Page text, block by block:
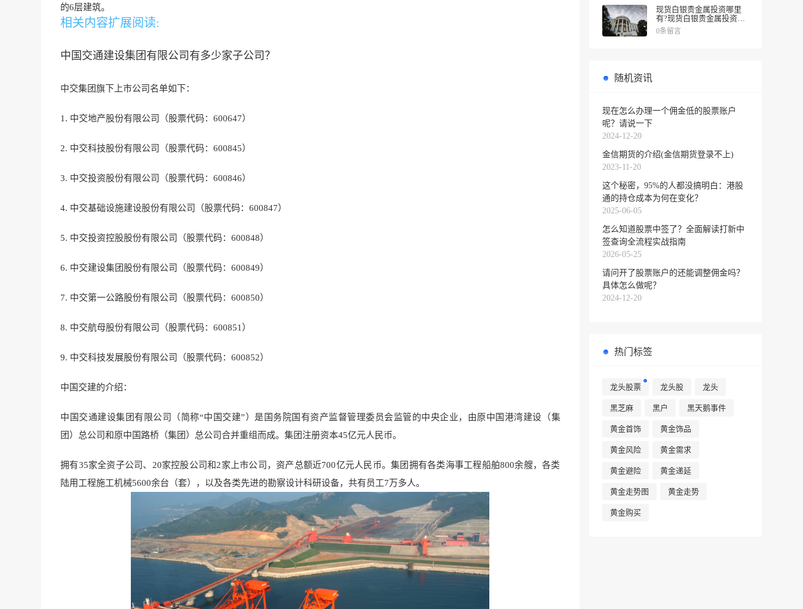
的6层建筑。
相关内容扩展阅读:
中国交通建设集团有限公司有多少家子公司？
中交集团旗下上市公司名单如下：
1. 中交地产股份有限公司（股票代码：600647）
2. 中交科技股份有限公司（股票代码：600845）
3. 中交投资股份有限公司（股票代码：600846）
4. 中交基础设施建设股份有限公司（股票代码：600847）
5. 中交投资控股股份有限公司（股票代码：600848）
6. 中交建设集团股份有限公司（股票代码：600849）
7. 中交第一公路股份有限公司（股票代码：600850）
8. 中交航母股份有限公司（股票代码：600851）
9. 中交科技发展股份有限公司（股票代码：600852）
中国交建的介绍：
中国交通建设集团有限公司（简称“中国交建”）是国务院国有资产监督管理委员会监管的中央企业，由原中国港湾建设（集
团）总公司和原中国路桥（集团）总公司合并重组而成。集团注册资本45亿元人民币。
拥有35家全资子公司、20家控股公司和2家上市公司，资产总额近700亿元人民币。集团拥有各类海事工程船舶800余艘，各类
陆用工程施工机械5600余台（套），以及各类先进的勘察设计科研设备，共有员工7万多人。
现货白银贵金属投资哪里
有?现货白银贵金属投资被
诱导投资亏损
0条留言
随机资讯
现在怎么办理一个佣金低的股票账户
呢？请说一下
2024-12-20
金信期货的介绍(金信期货登录不上)
2023-11-20
这个秘密，95%的人都没搞明白：港股
通的持仓成本为何在变化？
2025-06-05
怎么知道股票中签了？全面解读打新中
签查询全流程实战指南
2026-05-25
请问开了股票账户的还能调整佣金吗？
具体怎么做呢？
2024-12-20
热门标签
龙头股票 龙头股 龙头
黑芝麻 黑户 黑天鹅事件
黄金首饰 黄金饰品
黄金风险 黄金需求
黄金避险 黄金递延
黄金走势图 黄金走势
黄金购买